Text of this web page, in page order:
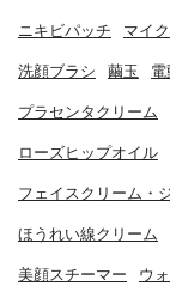
ニキビパッチ マイ
洗顔ブラシ 繭玉
プラセンタクリーム
ローズヒップオイル
フェイスクリーム・
ほうれい線クリーム
美顔スチーマー ウ